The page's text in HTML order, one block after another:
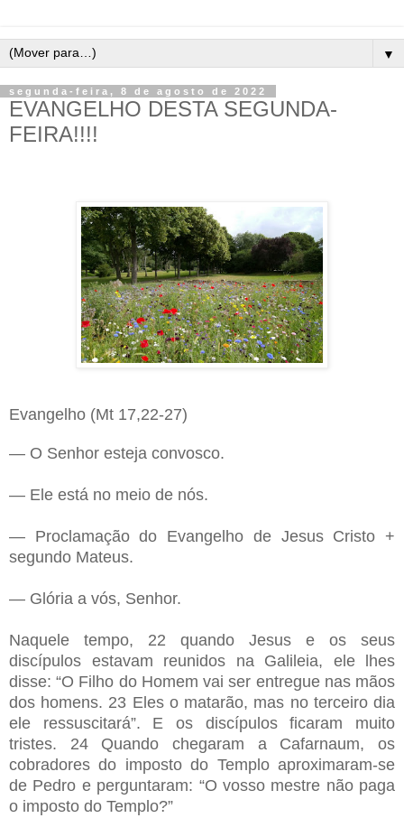
▼
segunda-feira, 8 de agosto de 2022
EVANGELHO DESTA SEGUNDA-
FEIRA!!!!
Evangelho (Mt 17,22-27)
— O Senhor esteja convosco.
— Ele está no meio de nós.
— Proclamação do Evangelho de Jesus Cristo +
segundo Mateus.
— Glória a vós, Senhor.
Naquele tempo, 22 quando Jesus e os seus
discípulos estavam reunidos na Galileia, ele lhes
disse: “O Filho do Homem vai ser entregue nas mãos
dos homens. 23 Eles o matarão, mas no terceiro dia
ele ressuscitará”. E os discípulos ficaram muito
tristes. 24 Quando chegaram a Cafarnaum, os
cobradores do imposto do Templo aproximaram-se
de Pedro e perguntaram: “O vosso mestre não paga
o imposto do Templo?”